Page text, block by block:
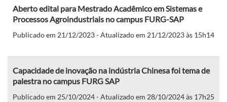
Aberto edital para Mestrado Acadêmico em Sistemas e
Processos Agroindustriais no campus FURG-SAP
Publicado em 21/12/2023 - Atualizado em 21/12/2023 às 15h14
Capacidade de inovação na indústria Chinesa foi tema de
palestra no campus FURG SAP
Publicado em 25/10/2024 - Atualizado em 28/10/2024 às 17h25